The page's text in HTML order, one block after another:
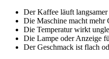
Der Kaffee läuft langsamer
Die Maschine macht mehr
Die Temperatur wirkt
Die Lampe oder Anzeige
Der Geschmack ist flach